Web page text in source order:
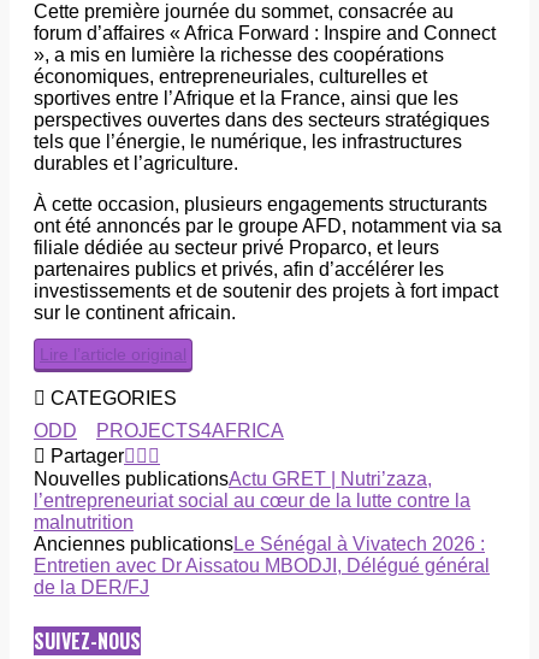
Cette première journée du sommet, consacrée au
forum d’affaires « Africa Forward : Inspire and Connect
», a mis en lumière la richesse des coopérations
économiques, entrepreneuriales, culturelles et
sportives entre l’Afrique et la France, ainsi que les
perspectives ouvertes dans des secteurs stratégiques
tels que l’énergie, le numérique, les infrastructures
durables et l’agriculture.
À cette occasion, plusieurs engagements structurants
ont été annoncés par le groupe AFD, notamment via sa
filiale dédiée au secteur privé Proparco, et leurs
partenaires publics et privés, afin d’accélérer les
investissements et de soutenir des projets à fort impact
sur le continent africain.
Lire l’article original
CATEGORIES
ODD
PROJECTS4AFRICA
Partager
Nouvelles publicationsActu GRET | Nutri’zaza,
l’entrepreneuriat social au cœur de la lutte contre la
malnutrition
Anciennes publicationsLe Sénégal à Vivatech 2026 :
Entretien avec Dr Aissatou MBODJI, Délégué général
de la DER/FJ
SUIVEZ-NOUS